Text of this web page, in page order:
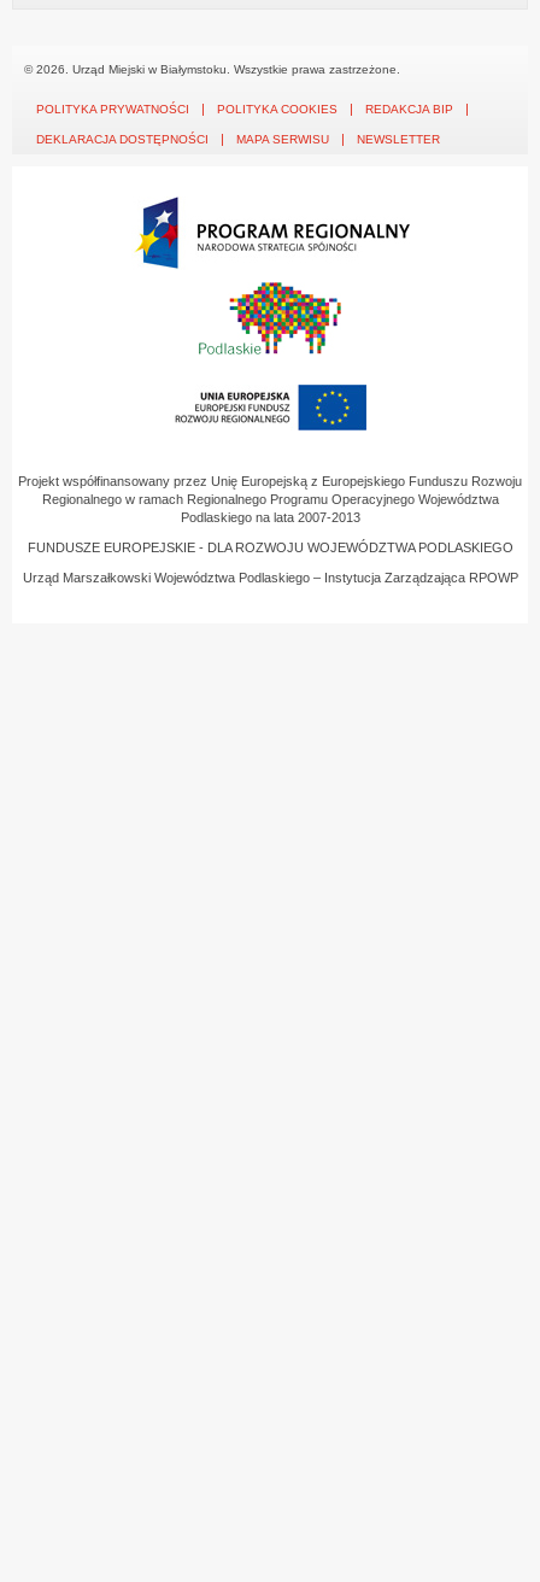
© 2026. Urząd Miejski w Białymstoku. Wszystkie prawa zastrzeżone.
POLITYKA PRYWATNOŚCI POLITYKA COOKIES REDAKCJA BIP
DEKLARACJA DOSTĘPNOŚCI MAPA SERWISU NEWSLETTER
Projekt współfinansowany przez Unię Europejską z Europejskiego Funduszu Rozwoju
Regionalnego w ramach Regionalnego Programu Operacyjnego Województwa
Podlaskiego na lata 2007-2013
FUNDUSZE EUROPEJSKIE - DLA ROZWOJU WOJEWÓDZTWA PODLASKIEGO
Urząd Marszałkowski Województwa Podlaskiego – Instytucja Zarządzająca RPOWP